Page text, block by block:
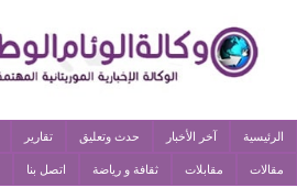
الرئيسية آخر الأخبار حدث وتعليق تقارير
مقالات مقابلات ثقافة و رياضة اتصل بنا